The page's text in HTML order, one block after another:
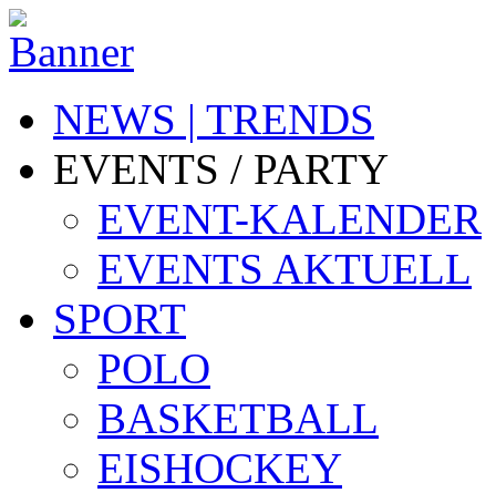
NEWS | TRENDS
EVENTS / PARTY
EVENT-KALENDER
EVENTS AKTUELL
SPORT
POLO
BASKETBALL
EISHOCKEY